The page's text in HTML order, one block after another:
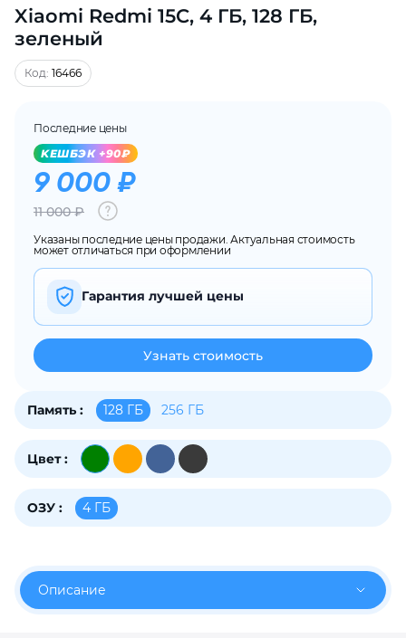
Xiaomi Redmi 15C, 4 ГБ, 128 ГБ,
зеленый
Код: 16466
Последние цены
KЕШБЭК +90₽
9 000 ₽
11 000 ₽
Указаны последние цены продажи. Актуальная стоимость
может отличаться при оформлении
Гарантия лучшей цены
Узнать стоимость
Память : 128 ГБ 256 ГБ
Цвет :
ОЗУ : 4 ГБ
Описание
Получайте товар
выбранный способом
по25%каждые 2 недели
Подробнее
об оплате Плайтом
25
недели
Остались вопросы?
8 800 302-02-51